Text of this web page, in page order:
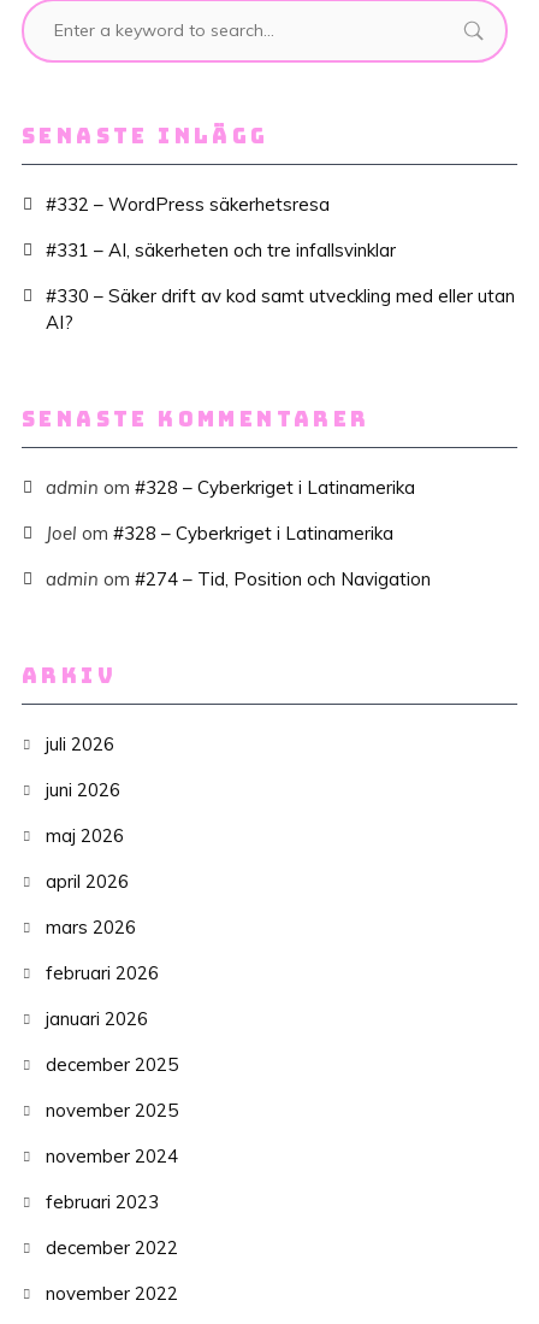
SENASTE INLÄGG
#332 – WordPress säkerhetsresa
#331 – AI, säkerheten och tre infallsvinklar
#330 – Säker drift av kod samt utveckling med eller utan
AI?
SENASTE KOMMENTARER
admin om #328 – Cyberkriget i Latinamerika
Joel om #328 – Cyberkriget i Latinamerika
admin om #274 – Tid, Position och Navigation
ARKIV
juli 2026
juni 2026
maj 2026
april 2026
mars 2026
februari 2026
januari 2026
december 2025
november 2025
november 2024
februari 2023
december 2022
november 2022